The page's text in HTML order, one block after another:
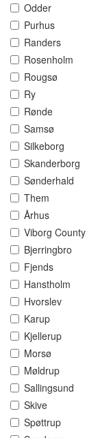
Odder
Purhus
Randers
Rosenholm
Rougsø
Ry
Rønde
Samsø
Silkeborg
Skanderborg
Sønderhald
Them
Århus
Viborg County
Bjerringbro
Fjends
Hanstholm
Hvorslev
Karup
Kjellerup
Morsø
Møldrup
Sallingsund
Skive
Spøttrup